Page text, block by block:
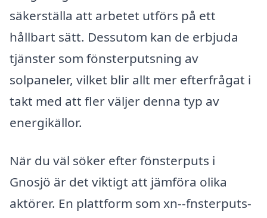
säkerställa att arbetet utförs på ett
hållbart sätt. Dessutom kan de erbjuda
tjänster som fönsterputsning av
solpaneler, vilket blir allt mer efterfrågat i
takt med att fler väljer denna typ av
energikällor.
När du väl söker efter fönsterputs i
Gnosjö är det viktigt att jämföra olika
aktörer. En plattform som xn--fnsterputs-